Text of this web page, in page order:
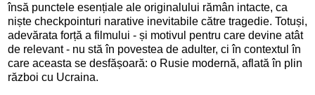
însă punctele esențiale ale originalului rămân intacte, ca
niște checkpointuri narative inevitabile către tragedie. Totuși,
adevărata forță a filmului - și motivul pentru care devine atât
de relevant - nu stă în povestea de adulter, ci în contextul în
care aceasta se desfășoară: o Rusie modernă, aflată în plin
război cu Ucraina.